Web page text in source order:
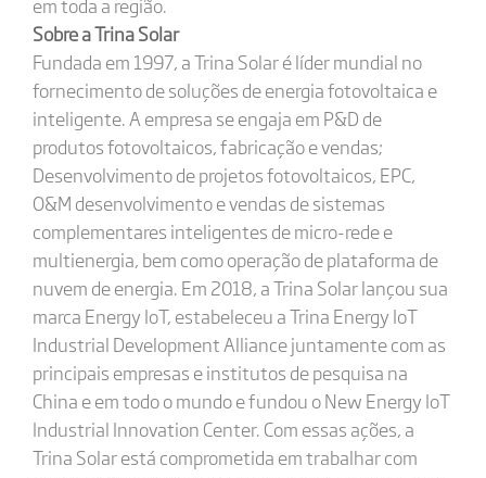
Sobre a Trina Solar
Fundada em 1997, a Trina Solar é líder mundial no
fornecimento de soluções de energia fotovoltaica e
inteligente. A empresa se engaja em P&D de
produtos fotovoltaicos, fabricação e vendas;
Desenvolvimento de projetos fotovoltaicos, EPC,
O&M desenvolvimento e vendas de sistemas
complementares inteligentes de micro-rede e
multienergia, bem como operação de plataforma de
nuvem de energia. Em 2018, a Trina Solar lançou sua
marca Energy IoT, estabeleceu a Trina Energy IoT
Industrial Development Alliance juntamente com as
principais empresas e institutos de pesquisa na
China e em todo o mundo e fundou o New Energy IoT
Industrial Innovation Center. Com essas ações, a
Trina Solar está comprometida em trabalhar com